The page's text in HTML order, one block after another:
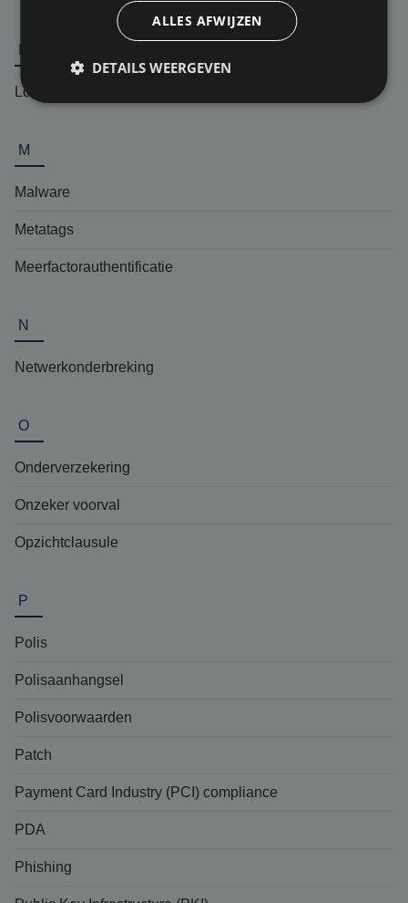
Logic bomb
M
Malware
Metatags
Meerfactorauthentificatie
N
Netwerkonderbreking
O
Onderverzekering
Onzeker voorval
Opzichtclausule
P
Polis
Polisaanhangsel
Polisvoorwaarden
Patch
Payment Card Industry (PCI) compliance
PDA
Phishing
ALLES AFWIJZEN
DETAILS WEERGEVEN